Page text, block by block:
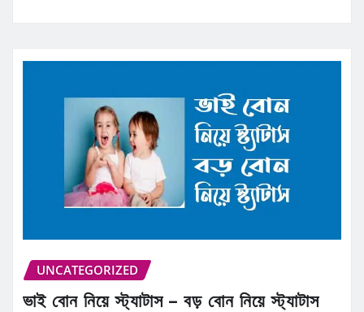
UNCATEGORIZED
ভাই বোন নিয়ে স্ট্যাটাস – বড় বোন নিয়ে স্ট্যাটাস